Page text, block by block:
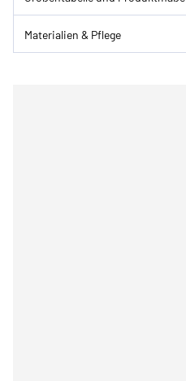
Materialien & Pflege